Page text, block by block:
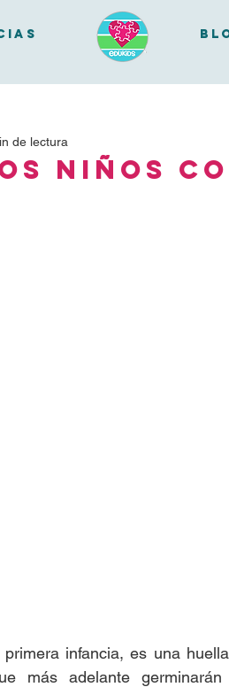
niños
de lectura
infancia, es una
más adelante